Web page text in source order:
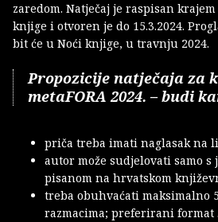
zaredom. Natječaj je raspisan
knjige i otvoren je do 15.3.2024.
bit će u Noći knjige, u travnju 2024.
Propozicije natječaja za
metaFORA 2024. – budi
priča treba imati naglasak na
autor može sudjelovati samo s
pisanom na hrvatskom
treba obuhvaćati maksimalno
razmacima; preferirani format